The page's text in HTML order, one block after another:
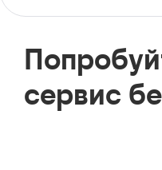
сервис